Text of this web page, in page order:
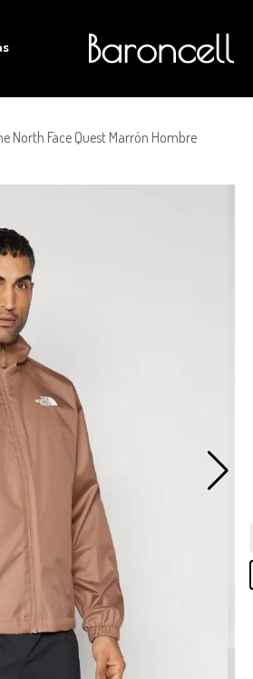
North Face Quest Marrón Hombre